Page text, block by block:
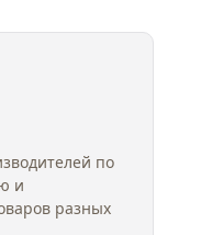
по
и
разных